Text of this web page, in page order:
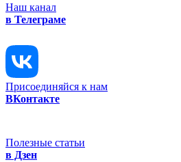
Наш канал
в Телеграме
Присоединяйся к нам
ВКонтакте
Полезные статьи
в Дзен